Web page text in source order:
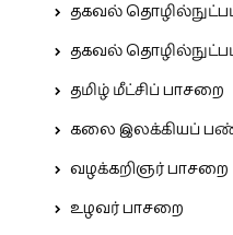
தகவல்
தகவல்
தமிழ் மீட்சிப் பாசறை
கலை இலக்கியப்
வழக்கறிஞர் பாசறை
உழவர் பாசறை